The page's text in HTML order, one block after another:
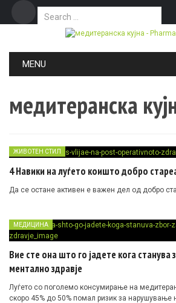
Search for:
MENU
медитеранска
ЖИВОТЕН СТИЛ
4 Навики на луѓето коишто добро
Да се остане активен е важен дел од добро
МЕДИЦИНА
Вие сте она што го јадете кога станува
ментално здравје
Луѓето со поголемо консумирање на
скоро 45% до 50% помал ризик за нарушување